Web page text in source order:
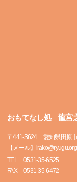
おもてなし処 龍宮
〒441-3624
愛知県田原
【メール】irako@ryugu.org
TEL
0531-35-6525
FAX
0531-35-6472